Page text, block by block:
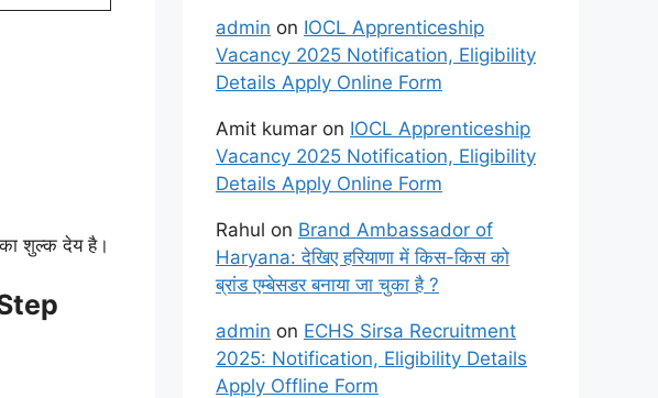
शुल्क देय है।
admin on IOCL Apprenticeship
Vacancy 2025 Notification, Eligibility
Details Apply Online Form
Amit kumar on IOCL Apprenticeship
Vacancy 2025 Notification, Eligibility
Details Apply Online Form
Rahul on Brand Ambassador of
Haryana: देखिए हरियाणा में किस-किस को
ब्रांड एम्बेसडर बनाया जा चुका है ?
admin on ECHS Sirsa Recruitment
2025: Notification, Eligibility Details
Apply Offline Form